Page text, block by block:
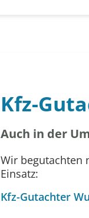
Kfz-
Auch in der
Wir begutachten
Einsatz:
Kfz-Gutachter